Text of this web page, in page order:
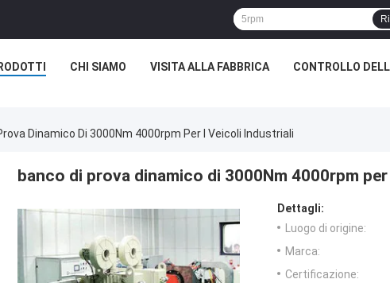
CHI SIAMO VISITA ALLA FABBRICA CONTROLLO
Dinamico Di 3000Nm 4000rpm Per I Veicoli Industriali
banco di prova dinamico di 3000Nm 4000rpm
Dettagli:
Luogo di origine:
Marca:
Certificazione: